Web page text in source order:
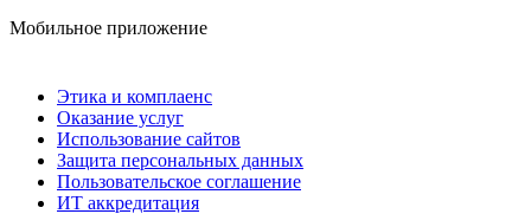
Мобильное приложение
Этика и комплаенс
Оказание услуг
Использование сайтов
Защита персональных данных
Пользовательское соглашение
ИТ аккредитация